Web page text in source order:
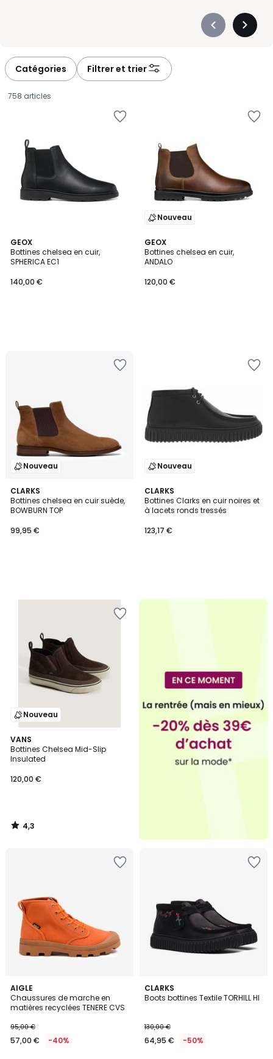
Précédent
Catégories Filtrer et trier
758 articles
GEOX
Bottines chelsea en cuir,
SPHERICA EC1
€.
140,00 €
Nouveau
GEOX
Bottines chelsea en cuir,
ANDALO
120,00 €
Nouveau
CLARKS
Bottines chelsea en cuir suède,
BOWBURN TOP
99,95 €
Nouveau
CLARKS
Bottines Clarks en cuir noires et
à lacets ronds tressés
123,17 €
Nouveau
VANS
Bottines Chelsea Mid-Slip
Insulated
120,00 €
4,3
/ 5
4,3
/
AIGLE
Chaussures de marche en
matières recyclées TENERE CVS
95,00 €
57,00 € -40%
2
Couleurs
CLARKS
Boots bottines Textile TORHILL HI
130,00 €
64,95 € -50%